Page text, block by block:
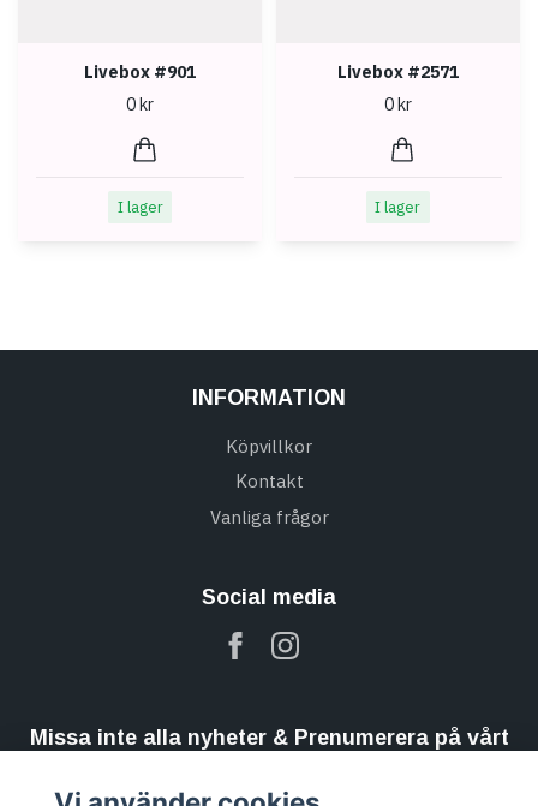
Livebox #901
0 kr
I lager
Livebox #2571
0 kr
I lager
INFORMATION
Köpvillkor
Kontakt
Vanliga frågor
Social media
Missa inte alla nyheter & Prenumerera på vårt